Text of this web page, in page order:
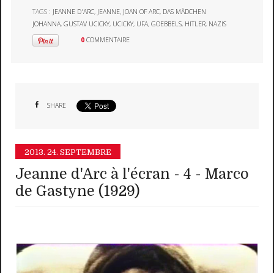
TAGS : JEANNE D'ARC, JEANNE, JOAN OF ARC, DAS MÄDCHEN
JOHANNA,GUSTAV UCICKY, UCICKY, UFA,GOEBBELS, HITLER, NAZIS
0 COMMENTAIRE
SHARE
2013. 24. SEPTEMBRE
Jeanne d'Arc à l'écran - 4 - Marco
de Gastyne (1929)